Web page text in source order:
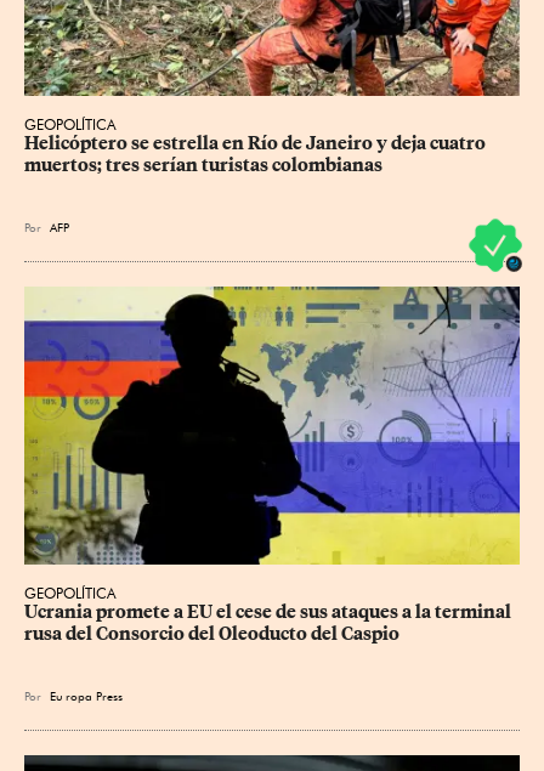
GEOPOLÍTICA
Helicóptero se estrella en Río de Janeiro y deja cuatro
muertos; tres serían turistas colombianas
Por AFP
GEOPOLÍTICA
Ucrania promete a EU el cese de sus ataques a la terminal
rusa del Consorcio del Oleoducto del Caspio
Por Eu ropa Press